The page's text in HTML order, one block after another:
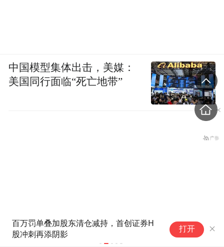
百万罚单叠加股东清仓减持，首创证券H
股冲刺再添阴影
打开
中国模型集体出击，美媒：
美国同行面临“死亡地带”
盗香窃玉：我的青春就是赌出来的